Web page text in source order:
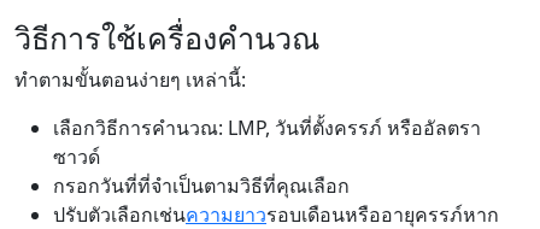
วิธีการใช้เครื่องคำนวณ
ทำตามขั้นตอนง่ายๆ เหล่านี้:
เลือกวิธีการคำนวณ: LMP, วันที่ตั้งครรภ์ หรืออัลตรา
ซาวด์
กรอกวันที่ที่จำเป็นตามวิธีที่คุณเลือก
ปรับตัวเลือกเช่นความยาวรอบเดือนหรืออายุครรภ์หาก